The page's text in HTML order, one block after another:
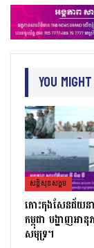
You
សន្តិសុខសង្គម
កោះកុងសែនជ័យនា
កម្ពុជា បង្ហាញអ
សមុទ្រ។